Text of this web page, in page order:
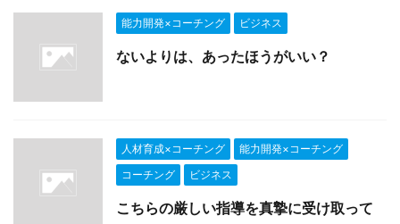
能力開発×コーチング ビジネス
ないよりは、あったほうがいい？
人材育成×コーチング
能力開発×コーチング
コーチング
ビジネス
こちらの厳しい指導を真摯に受け取って